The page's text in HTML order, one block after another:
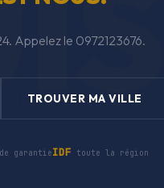
Appelez le 0972123676.
TROUVER MA VILLE
de garantieIDF toute la région